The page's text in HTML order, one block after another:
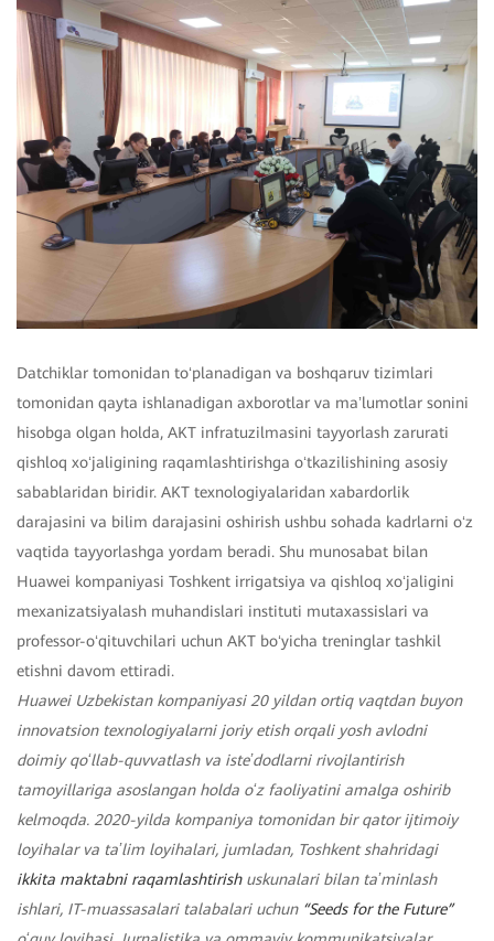
Datchiklar tomonidan toʻplanadigan va boshqaruv tizimlari
tomonidan qayta ishlanadigan axborotlar va maʼlumotlar sonini
hisobga olgan holda, AKT infratuzilmasini tayyorlash zarurati
qishloq xoʻjaligining raqamlashtirishga oʻtkazilishining asosiy
sabablaridan biridir. AKT texnologiyalaridan xabardorlik
darajasini va bilim darajasini oshirish ushbu sohada kadrlarni oʻz
vaqtida tayyorlashga yordam beradi. Shu munosabat bilan
Huawei kompaniyasi Toshkent irrigatsiya va qishloq xoʻjaligini
mexanizatsiyalash muhandislari instituti mutaxassislari va
professor-oʻqituvchilari uchun AKT boʻyicha treninglar tashkil
etishni davom ettiradi.
Huawei Uzbekistan kompaniyasi 20 yildan ortiq vaqtdan buyon
innovatsion texnologiyalarni joriy etish orqali yosh avlodni
doimiy qoʻllab-quvvatlash va isteʼdodlarni rivojlantirish
tamoyillariga asoslangan holda oʻz faoliyatini amalga oshirib
kelmoqda. 2020-yilda kompaniya tomonidan bir qator ijtimoiy
loyihalar va taʼlim loyihalari, jumladan, Toshkent shahridagi
ikkita maktabni raqamlashtirish uskunalari bilan taʼminlash
ishlari, IT-muassasalari talabalari uchun “Seeds for the Future”